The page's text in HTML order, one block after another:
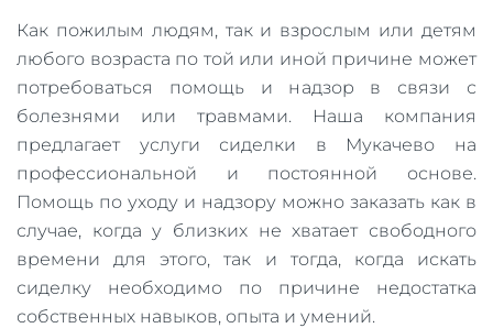
Как пожилым людям, так и взрослым или детям
любого возраста по той или иной причине может
потребоваться помощь и надзор в связи с
болезнями или травмами. Наша компания
предлагает услуги сиделки в Мукачево на
профессиональной и постоянной основе.
Помощь по уходу и надзору можно заказать как в
случае, когда у близких не хватает свободного
времени для этого, так и тогда, когда искать
сиделку необходимо по причине недостатка
собственных навыков, опыта и умений.